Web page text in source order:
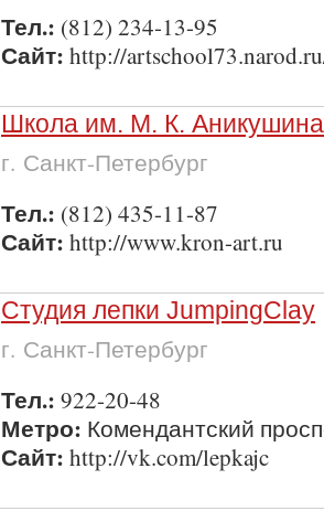
Тел.: (812) 234-13-95
Сайт: http://
Школа им. М. К. Аникушина
г. Санкт-Петербург
Тел.: (812) 435-11-87
Сайт: http://www.kron-art.ru
Студия лепки JumpingClay
г. Санкт-Петербург
Тел.: 922-20-48
Метро: Комендантский
Сайт: http://vk.com/lepkajc